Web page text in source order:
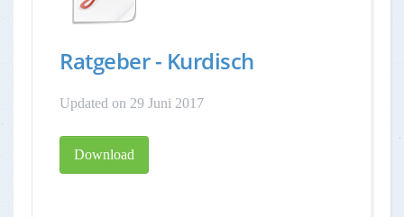
Ratgeber - Kurdisch
Updated on 29 Juni 2017
Download